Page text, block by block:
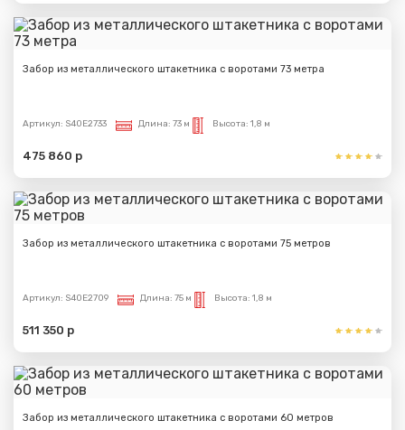
Забор из металлического штакетника с воротами 73 метра
Артикул: S40E2733 Длина: 73 м Высота: 1,8 м
475 860 р
Забор из металлического штакетника с воротами 75 метров
Артикул: S40E2709 Длина: 75 м Высота: 1,8 м
511 350 р
Забор из металлического штакетника с воротами 60 метров